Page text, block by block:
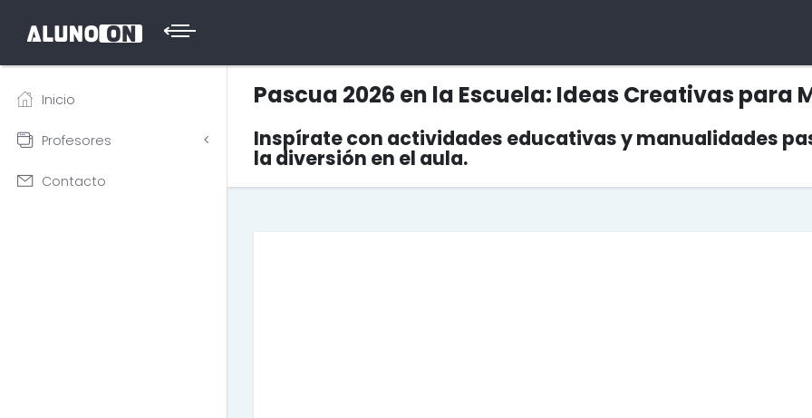
Inicio
Profesores
Contacto
Pascua 2026 en la Escuela: Ideas Creativas para
Inspírate con actividades educativas y manualidades
la diversión en el aula.